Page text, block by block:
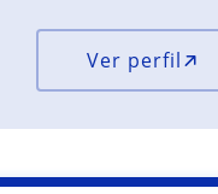
Ver perfil